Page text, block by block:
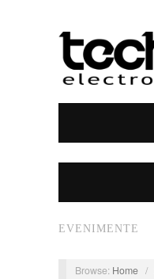
EVENIMENTE
Browse: Home /